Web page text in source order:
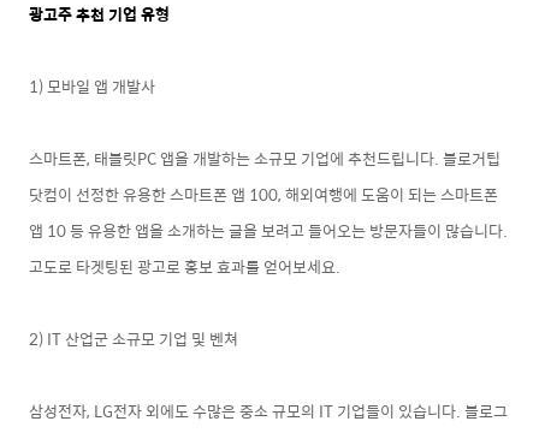
광고주 추천 기업 유형
1) 모바일 앱 개발사
스마트폰, 태블릿PC 앱을 개발하는 소규모 기업에 추천드립니다. 블로거팁
닷컴이 선정한 유용한 스마트폰 앱 100, 해외여행에 도움이 되는 스마트폰
앱 10 등 유용한 앱을 소개하는 글을 보려고 들어오는 방문자들이 많습니다.
고도로 타겟팅된 광고로 홍보 효과를 얻어보세요.
2) IT 산업군 소규모 기업 및 벤쳐
삼성전자, LG전자 외에도 수많은 중소 규모의 IT 기업들이 있습니다. 블로그